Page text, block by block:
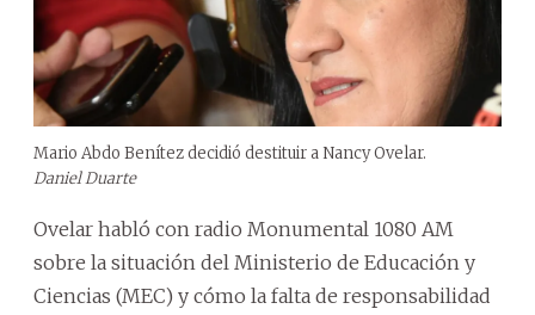
Mario Abdo Benítez decidió destituir a Nancy Ovelar.
Daniel Duarte
Ovelar habló con radio Monumental 1080 AM
sobre la situación del Ministerio de Educación y
Ciencias (MEC) y cómo la falta de responsabilidad